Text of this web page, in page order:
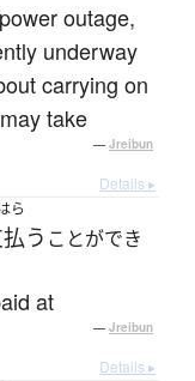
outage,
underway
carrying on
take
— Jreibun
Details ▸
ら
う ことができ
at
— Jreibun
Details ▸